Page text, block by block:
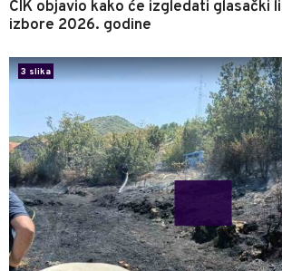
CIK objavio kako će izgledati glasački
izbore 2026. godine
3 slika